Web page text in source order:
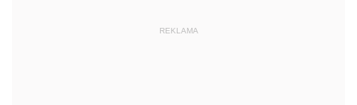
REKLAMA